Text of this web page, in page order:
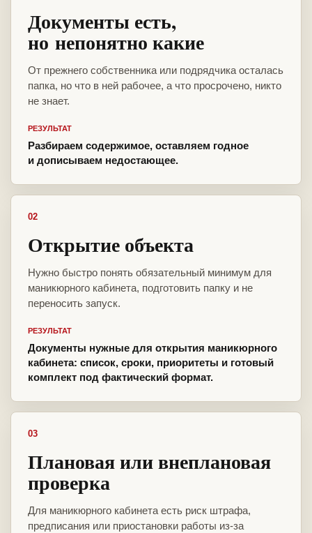
Документы есть,
но непонятно какие
От прежнего собственника или подрядчика осталась
папка, но что в ней рабочее, а что просрочено, никто
не знает.
РЕЗУЛЬТАТ
Разбираем содержимое, оставляем годное
и дописываем недостающее.
02
Открытие объекта
Нужно быстро понять обязательный минимум для
маникюрного кабинета, подготовить папку и не
переносить запуск.
РЕЗУЛЬТАТ
Документы нужные для открытия маникюрного
кабинета: список, сроки, приоритеты и готовый
комплект под фактический формат.
03
Плановая или внеплановая
проверка
Для маникюрного кабинета есть риск штрафа,
предписания или приостановки работы из-за